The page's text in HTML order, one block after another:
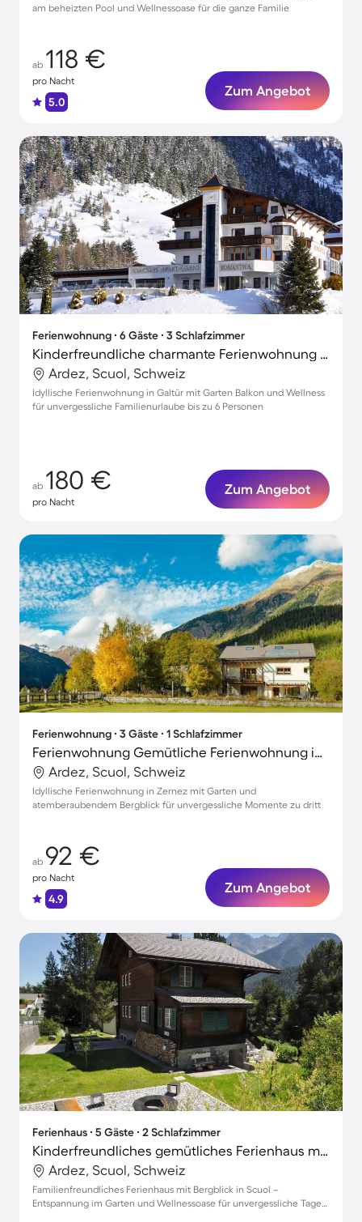
am beheizten Pool und Wellnessoase für die ganze Familie
ab 118 €
pro Nacht
5.0
Zum Angebot
Ferienwohnung ∙ 6 Gäste ∙ 3 Schlafzimmer
Kinderfreundliche charmante Ferienwohnung mit Terrasse, Grill und Sauna | Ideal für Homeoffice
Ardez, Scuol, Schweiz
Idyllische Ferienwohnung in Galtür mit Garten Balkon und Wellness
für unvergessliche Familienurlaube bis zu 6 Personen
ab 180 €
pro Nacht
Zum Angebot
Ferienwohnung ∙ 3 Gäste ∙ 1 Schlafzimmer
Ferienwohnung Gemütliche Ferienwohnung im Grünen
Ardez, Scuol, Schweiz
Idyllische Ferienwohnung in Zernez mit Garten und
atemberaubendem Bergblick für unvergessliche Momente zu dritt
ab 92 €
pro Nacht
4.9
Zum Angebot
Ferienhaus ∙ 5 Gäste ∙ 2 Schlafzimmer
Kinderfreundliches gemütliches Ferienhaus mit Terrasse, Grill und Garten | Bergblick | Skifahren in der Nähe | Ideal für Homeoffice | Haustiere erlaubt
Ardez, Scuol, Schweiz
Familienfreundliches Ferienhaus mit Bergblick in Scuol –
Entspannung im Garten und Wellnessoase für unvergessliche Tage